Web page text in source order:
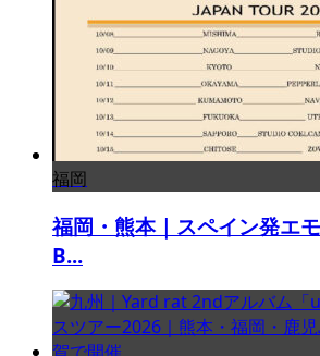
福岡
福岡・熊本｜スペイン発エ
B...